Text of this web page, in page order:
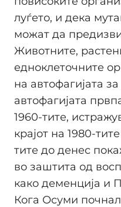
луѓето, и дека
можат да
Животните,
едноклеточните
на автофагијата
автофагијата
1960-тите,
крајот на 1980-
тите до денес
во заштита од
како деменција и
Кога Осуми